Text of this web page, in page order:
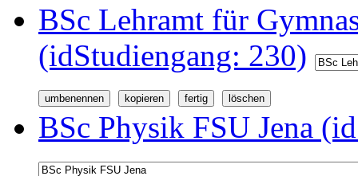
BSc Lehramt für
(idStudiengang: 230)
BSc Physik FSU Jena